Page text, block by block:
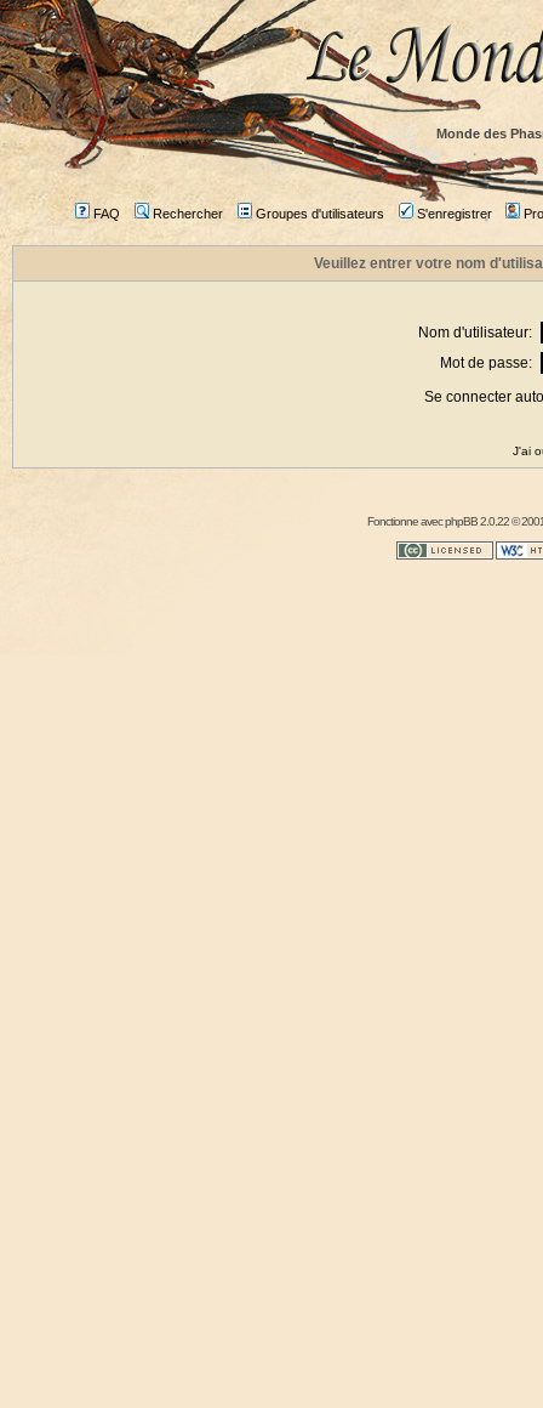
Monde des
FAQ Rechercher Groupes d'utilisateurs S'enregistrer
Veuillez entrer votre nom
Nom d'utilisateur:
Mot de passe:
Se connecter
J'ai
Fonctionne avecphpBB2.0.22 ©